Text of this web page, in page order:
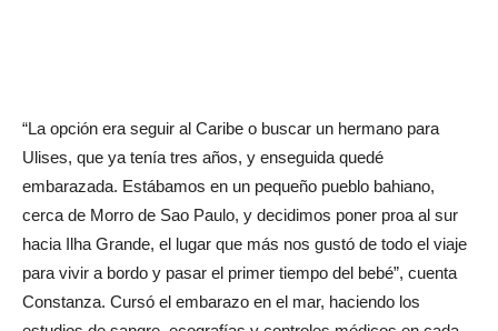
“La opción era seguir al Caribe o buscar un hermano para
Ulises, que ya tenía tres años, y enseguida quedé
embarazada. Estábamos en un pequeño pueblo bahiano,
cerca de Morro de Sao Paulo, y decidimos poner proa al sur
hacia Ilha Grande, el lugar que más nos gustó de todo el viaje
para vivir a bordo y pasar el primer tiempo del bebé”, cuenta
Constanza. Cursó el embarazo en el mar, haciendo los